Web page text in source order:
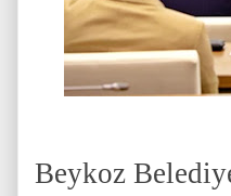
Beykoz